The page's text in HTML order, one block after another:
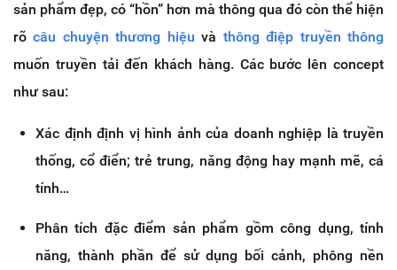
sản phẩm đẹp, có “hồn” hơn mà thông qua đó còn thể hiện
rõcâu chuyện thương hiệu và thông điệp truyền thông
muốn truyền tải đến khách hàng. Các bước lên concept
như sau:
Xác định định vị hình ảnh của doanh nghiệp là truyền
thống, cổ điển; trẻ trung, năng động hay mạnh mẽ, cá
tính…
Phân tích đặc điểm sản phẩm gồm công dụng, tính
năng, thành phần để sử dụng bối cảnh, phông nền